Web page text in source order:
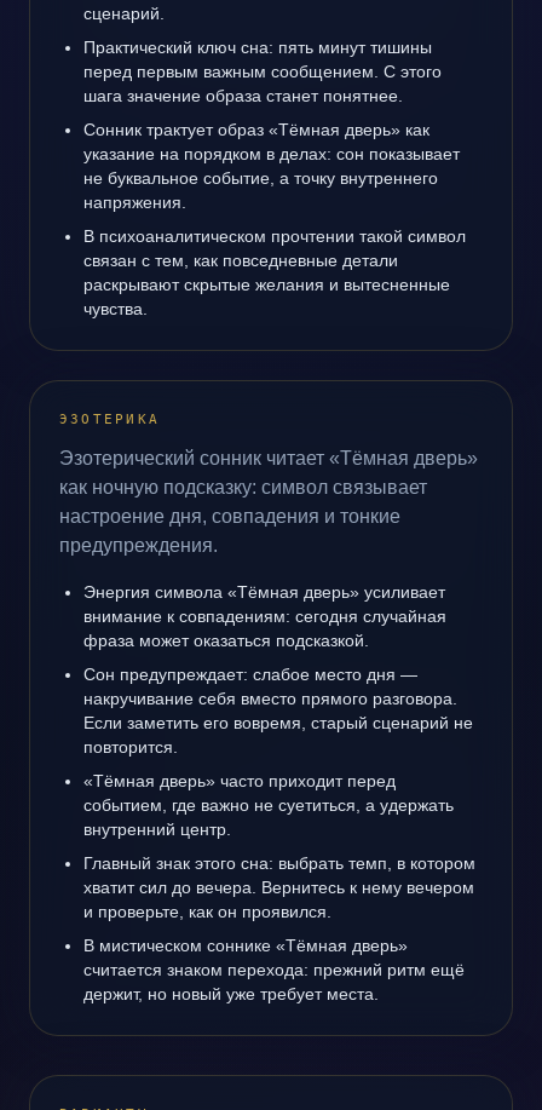
сценарий.
Практический ключ сна: пять минут тишины
перед первым важным сообщением. С этого
шага значение образа станет понятнее.
Сонник трактует образ «Тёмная дверь» как
указание на порядком в делах: сон показывает
не буквальное событие, а точку внутреннего
напряжения.
В психоаналитическом прочтении такой символ
связан с тем, как повседневные детали
раскрывают скрытые желания и вытесненные
чувства.
ЭЗОТЕРИКА
Эзотерический сонник читает «Тёмная дверь»
как ночную подсказку: символ связывает
настроение дня, совпадения и тонкие
предупреждения.
Энергия символа «Тёмная дверь» усиливает
внимание к совпадениям: сегодня случайная
фраза может оказаться подсказкой.
Сон предупреждает: слабое место дня —
накручивание себя вместо прямого разговора.
Если заметить его вовремя, старый сценарий не
повторится.
«Тёмная дверь» часто приходит перед
событием, где важно не суетиться, а удержать
внутренний центр.
Главный знак этого сна: выбрать темп, в котором
хватит сил до вечера. Вернитесь к нему вечером
и проверьте, как он проявился.
В мистическом соннике «Тёмная дверь»
считается знаком перехода: прежний ритм ещё
держит, но новый уже требует места.